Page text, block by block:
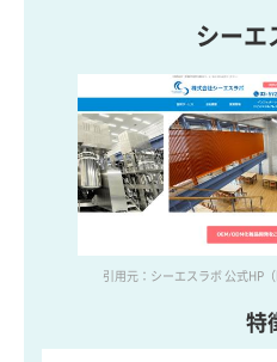
シーエ
引用元：シーエスラボ 公式HP
特